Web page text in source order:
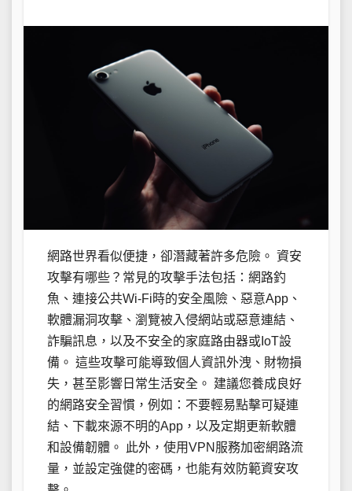
網路世界看似便捷，卻潛藏著許多危險。 資安
攻擊有哪些？常見的攻擊手法包括：網路釣
魚、連接公共Wi-Fi時的安全風險、惡意App、
軟體漏洞攻擊、瀏覽被入侵網站或惡意連結、
詐騙訊息，以及不安全的家庭路由器或IoT設
備。 這些攻擊可能導致個人資訊外洩、財物損
失，甚至影響日常生活安全。 建議您養成良好
的網路安全習慣，例如：不要輕易點擊可疑連
結、下載來源不明的App，以及定期更新軟體
和設備韌體。 此外，使用VPN服務加密網路流
量，並設定強健的密碼，也能有效防範資安攻